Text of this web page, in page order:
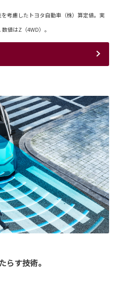
考慮したトヨタ自動車（株）算定値。実
値はZ（4WD）。
らす技術。